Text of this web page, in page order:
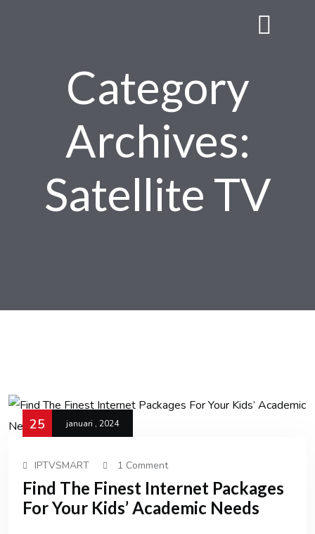
Category
Archives:
Satellite TV
25 januari , 2024
IPTVSMART 1 Comment
Find The Finest Internet Packages
For Your Kids’ Academic Needs